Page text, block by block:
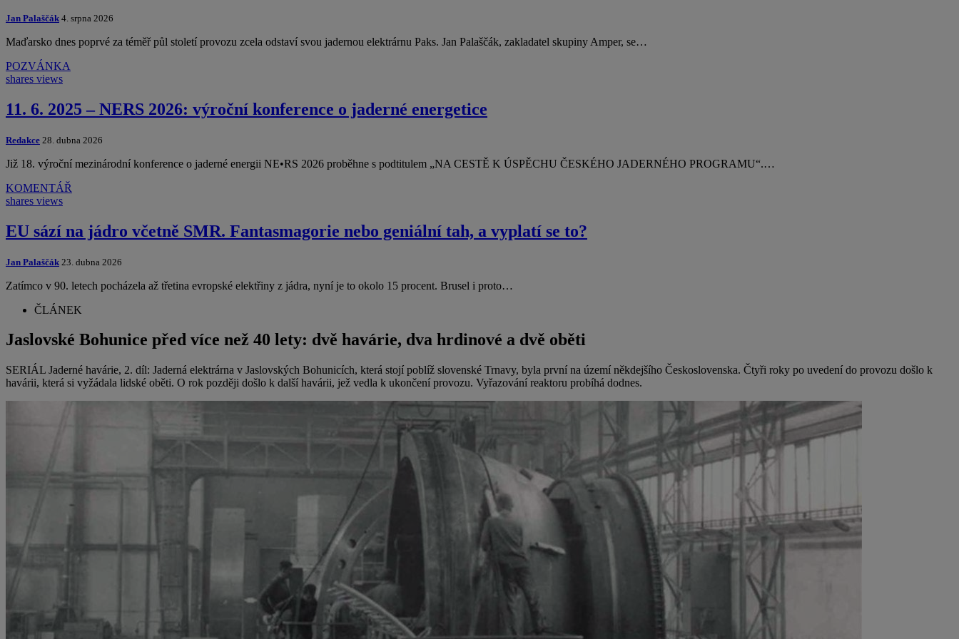
Jan Palaščák 4. srpna 2026
Maďarsko dnes poprvé za téměř půl století provozu zcela odstaví svou jadernou elektrárnu Paks. Jan Palaščák, zakladatel skupiny Amper, se…
POZVÁNKA
shares views
11. 6. 2025 – NERS 2026: výroční konference o jaderné energetice
Redakce 28. dubna 2026
Již 18. výroční mezinárodní konference o jaderné energii NE•RS 2026 proběhne s podtitulem „NA CESTĚ K ÚSPĚCHU ČESKÉHO JADERNÉHO PROGRAMU“.…
KOMENTÁŘ
shares views
EU sází na jádro včetně SMR. Fantasmagorie nebo geniální tah, a vyplatí se to?
Jan Palaščák 23. dubna 2026
Zatímco v 90. letech pocházela až třetina evropské elektřiny z jádra, nyní je to okolo 15 procent. Brusel i proto…
ČLÁNEK
Jaslovské Bohunice před více než 40 lety: dvě havárie, dva hrdinové a dvě oběti
SERIÁL Jaderné havárie, 2. díl: Jaderná elektrárna v Jaslovských Bohunicích, která stojí poblíž slovenské Trnavy, byla první na území někdejšího Československa. Čtyři roky po uvedení do provozu došlo k
havárii, která si vyžádala lidské oběti. O rok později došlo k další havárii, jež vedla k ukončení provozu. Vyřazování reaktoru probíhá dodnes.